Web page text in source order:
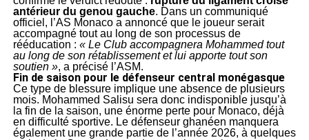
antérieur du genou gauche. Dans un communiqué
officiel, l’AS Monaco a annoncé que le joueur serait
accompagné tout au long de son processus de
rééducation : « Le Club accompagnera Mohammed tout
au long de son rétablissement et lui apporte tout son
soutien », a précisé l’ASM.
Fin de saison pour le défenseur central monégasque
Ce type de blessure implique une absence de plusieurs
mois. Mohammed Salisu sera donc indisponible jusqu’à
la fin de la saison, une énorme perte pour Monaco, déjà
en difficulté sportive. Le défenseur ghanéen manquera
également une grande partie de l’année 2026, à quelques